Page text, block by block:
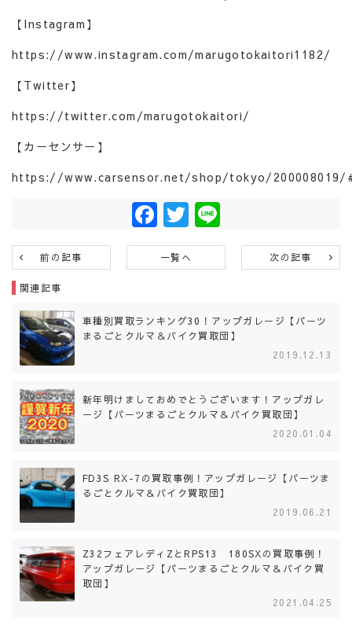
【Instagram】
https://www.instagram.com/marugotokaitori1182/
【Twitter】
https://twitter.com/marugotokaitori/
【カーセンサー】
https://www.carsensor.net/shop/tokyo/200008019/
Facebook
Twitter
前の記事 一覧へ 次の記事
関連記事
車種別買取ランキング30！アップガレージ【パーツ
まるごとクルマ＆バイク買取団】
2019.12.13
新年明けましておめでとうございます！アップガレ
ージ【パーツまるごとクルマ＆バイク買取団】
2020.01.04
FD3S RX-7の買取事例！アップガレージ【パーツま
るごとクルマ＆バイク買取団】
2019.06.21
Z32フェアレディZとRPS13 180SXの買取事例！
アップガレージ【パーツまるごとクルマ＆バイク買
取団】
2021.04.25